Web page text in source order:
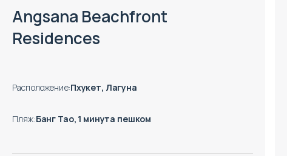
Angsana Beachfront
Residences
Расположение:Пхукет, Лагуна
Пляж:Банг Тао, 1 минута пешком